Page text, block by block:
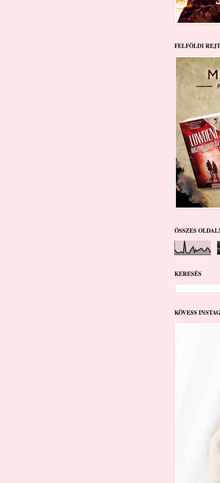
FELFÖLDI
ÖSSZES
KERESÉS
KÖVESS